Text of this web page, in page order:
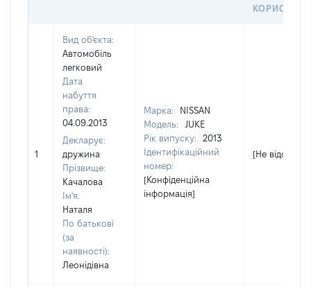
1
Вид об'єкта:
Автомобіль
легковий
Дата
набуття
права:
04.09.2013
Декларує:
дружина
Прізвище:
Качалова
Ім'я:
Наталя
По батькові
(за
наявності):
Леонідівна
Марка:
NISSAN
Модель:
JUKE
Рік випуску:
2013
Ідентифікаційний
номер:
[Конфіденційна
інформація]
[Не відомо]